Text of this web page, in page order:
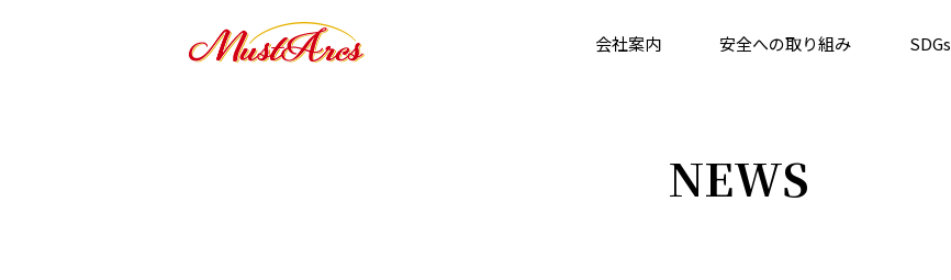
会社案内 安全への取り組み SDGs
NEWS